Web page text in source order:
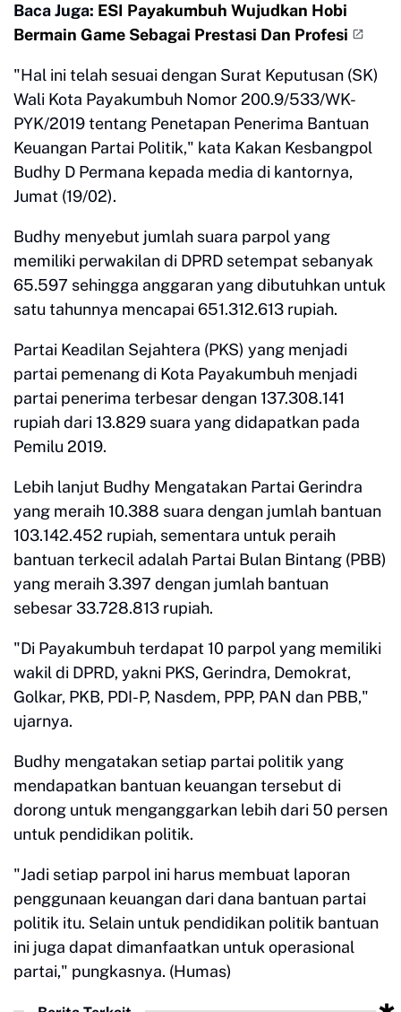
Baca Juga: ESI Payakumbuh Wujudkan Hobi
Bermain Game Sebagai Prestasi Dan Profesi
"Hal ini telah sesuai dengan Surat Keputusan (SK)
Wali Kota Payakumbuh Nomor 200.9/533/WK-
PYK/2019 tentang Penetapan Penerima Bantuan
Keuangan Partai Politik," kata Kakan Kesbangpol
Budhy D Permana kepada media di kantornya,
Jumat (19/02).
Budhy menyebut jumlah suara parpol yang
memiliki perwakilan di DPRD setempat sebanyak
65.597 sehingga anggaran yang dibutuhkan untuk
satu tahunnya mencapai 651.312.613 rupiah.
Partai Keadilan Sejahtera (PKS) yang menjadi
partai pemenang di Kota Payakumbuh menjadi
partai penerima terbesar dengan 137.308.141
rupiah dari 13.829 suara yang didapatkan pada
Pemilu 2019.
Lebih lanjut Budhy Mengatakan Partai Gerindra
yang meraih 10.388 suara dengan jumlah bantuan
103.142.452 rupiah, sementara untuk peraih
bantuan terkecil adalah Partai Bulan Bintang (PBB)
yang meraih 3.397 dengan jumlah bantuan
sebesar 33.728.813 rupiah.
"Di Payakumbuh terdapat 10 parpol yang memiliki
wakil di DPRD, yakni PKS, Gerindra, Demokrat,
Golkar, PKB, PDI-P, Nasdem, PPP, PAN dan PBB,"
ujarnya.
Budhy mengatakan setiap partai politik yang
mendapatkan bantuan keuangan tersebut di
dorong untuk menganggarkan lebih dari 50 persen
untuk pendidikan politik.
"Jadi setiap parpol ini harus membuat laporan
penggunaan keuangan dari dana bantuan partai
politik itu. Selain untuk pendidikan politik bantuan
ini juga dapat dimanfaatkan untuk operasional
partai," pungkasnya. (Humas)